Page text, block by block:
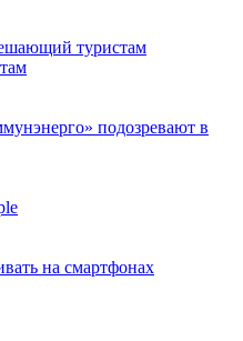
туристам
подозревают в
на смартфонах